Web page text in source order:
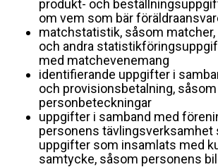
produkt- och
om vem som bär
matchstatistik, såsom matcher,
och andra
med matchevenemang
identifierande uppgifter i
och provisionsbetalning, såsom
personbeteckningar
uppgifter i samband med
personens tävlingsverksamhet
uppgifter som insamlats med
samtycke, såsom personens